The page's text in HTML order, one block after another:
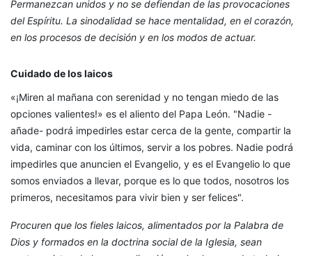
Permanezcan unidos y no se defiendan de las provocaciones
del Espíritu. La sinodalidad se hace mentalidad, en el corazón,
en los procesos de decisión y en los modos de actuar.
Cuidado de los laicos
«¡Miren al mañana con serenidad y no tengan miedo de las
opciones valientes!» es el aliento del Papa León. "Nadie -
añade- podrá impedirles estar cerca de la gente, compartir la
vida, caminar con los últimos, servir a los pobres. Nadie podrá
impedirles que anuncien el Evangelio, y es el Evangelio lo que
somos enviados a llevar, porque es lo que todos, nosotros los
primeros, necesitamos para vivir bien y ser felices".
Procuren que los fieles laicos, alimentados por la Palabra de
Dios y formados en la doctrina social de la Iglesia, sean